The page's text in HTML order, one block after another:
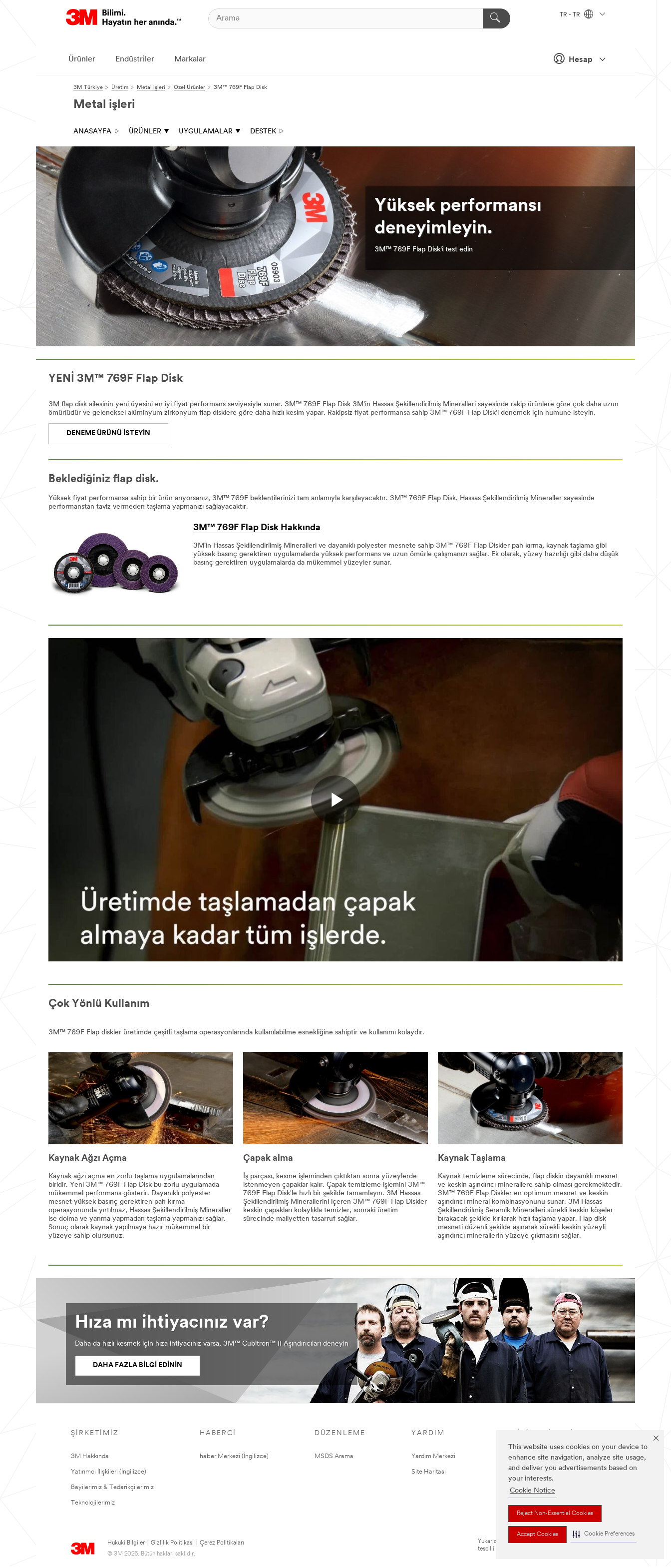
This website uses cookies on your device to
enhance site navigation, analyze site usage,
and deliver you advertisements based on
your interests.
Cookie Notice
Reject Non-Essential Cookies
Accept Cookies Cookie Preferences
Hesap
TR - TR
Ürünler Endüstriler Markalar
3M Türkiye Üretim Metal işleri Özel Ürünler 3M™ 769F Flap Disk
Metal işleri
ANASAYFA ÜRÜNLER UYGULAMALAR DESTEK
Yüksek performansı
deneyimleyin.
3M™ 769F Flap Disk'i test edin
YENİ 3M™ 769F Flap Disk
3M flap disk ailesinin yeni üyesini en iyi fiyat performans seviyesiyle sunar. 3M™ 769F Flap Disk 3M'in Hassas Şekillendirilmiş Mineralleri sayesinde rakip ürünlere göre çok daha uzun
ömürlüdür ve geleneksel alüminyum zirkonyum flap disklere göre daha hızlı kesim yapar. Rakipsiz fiyat performansa sahip 3M™ 769F Flap Disk'i denemek için numune isteyin.
DENEME ÜRÜNÜ İSTEYİN
Beklediğiniz flap disk.
Yüksek fiyat performansa sahip bir ürün arıyorsanız, 3M™ 769F beklentilerinizi tam anlamıyla karşılayacaktır. 3M™ 769F Flap Disk, Hassas Şekillendirilmiş Mineraller sayesinde
performanstan taviz vermeden taşlama yapmanızı sağlayacaktır.
3M™ 769F Flap Disk Hakkında
3M'in Hassas Şekillendirilmiş Mineralleri ve dayanıklı polyester mesnete sahip 3M™ 769F Flap Diskler pah kırma, kaynak taşlama gibi
yüksek basınç gerektiren uygulamalarda yüksek performans ve uzun ömürle çalışmanızı sağlar. Ek olarak, yüzey hazırlığı gibi daha düşük
basınç gerektiren uygulamalarda da mükemmel yüzeyler sunar.
Play
Video
Çok Yönlü Kullanım
3M™ 769F Flap diskler üretimde çeşitli taşlama operasyonlarında kullanılabilme esnekliğine sahiptir ve kullanımı kolaydır.
Kaynak Ağzı Açma
Kaynak ağzı açma en zorlu taşlama uygulamalarından
biridir. Yeni 3M™ 769F Flap Disk bu zorlu uygulamada
mükemmel performans gösterir. Dayanıklı polyester
mesnet yüksek basınç gerektiren pah kırma
operasyonunda yırtılmaz, Hassas Şekillendirilmiş Mineraller
ise dolma ve yanma yapmadan taşlama yapmanızı sağlar.
Sonuç olarak kaynak yapılmaya hazır mükemmel bir
yüzeye sahip olursunuz.
Çapak alma
İş parçası, kesme işleminden çıktıktan sonra yüzeylerde
istenmeyen çapaklar kalır. Çapak temizleme işlemini 3M™
769F Flap Disk'le hızlı bir şekilde tamamlayın. 3M Hassas
Şekillendirilmiş Minerallerini içeren 3M™ 769F Flap Diskler
keskin çapakları kolaylıkla temizler, sonraki üretim
sürecinde maliyetten tasarruf sağlar.
Kaynak Taşlama
Kaynak temizleme sürecinde, flap diskin dayanıklı mesnet
ve keskin aşındırıcı minerallere sahip olması gerekmektedir.
3M™ 769F Flap Diskler en optimum mesnet ve keskin
aşındırıcı mineral kombinasyonunu sunar. 3M Hassas
Şekillendirilmiş Seramik Mineralleri sürekli keskin köşeler
bırakacak şekilde kırılarak hızlı taşlama yapar. Flap disk
mesneti düzenli şekilde aşınarak sürekli keskin yüzeyli
aşındırıcı minerallerin yüzeye çıkmasını sağlar.
Hıza mı ihtiyacınız var?
Daha da hızlı kesmek için hıza ihtiyacınız varsa, 3M™ Cubitron™ II Aşındırıcıları deneyin
DAHA FAZLA BİLGİ EDİNİN
ŞIRKETIMIZ
3M Hakkında
Yatırımcı İlişkileri (İngilizce)
Bayilerimiz & Tedarikçilerimiz
Teknolojilerimiz
HABERCI
haber Merkezi (İngilizce)
DÜZENLEME
MSDS Arama
YARDIM
Yardım Merkezi
Site Haritası
Hukuki Bilgiler Gizlilik Politikası
Çerez Politikaları
© 3M 2026. Bütün hakları saklıdır.
Yukarıdaki listede bulunan tüm markalar, 3M
tescilli markalarıdır.